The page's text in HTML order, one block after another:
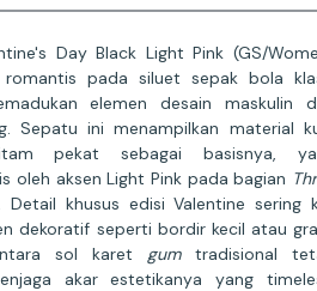
Day Black Light Pink (GS/
romantis pada siluet sepak bola
elemen desain maskulin
Sepatu ini menampilkan material
pekat sebagai basisnya,
oleh aksen Light Pink pada bagian
khusus edisi Valentine sering
dekoratif seperti bordir kecil atau
sol karet gumtradisional
akar estetikanya yang